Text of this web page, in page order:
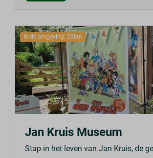
In de omgeving: 29km
Jan Kruis Museum
Stap in het leven van Jan Kruis, de